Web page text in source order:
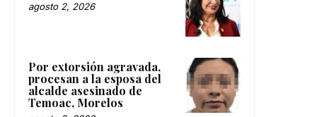
agosto 2, 2026
Por extorsión agravada,
procesan a la esposa del
alcalde asesinado de
Temoac, Morelos